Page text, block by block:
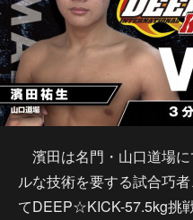
濱田は名門・山口道場
ルな技術を要する試合巧
てDEEP☆KICK-57.5kg挑